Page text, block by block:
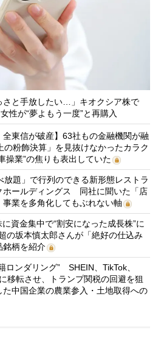
さと手放したい…」キオクシア株で
性が“夢よもう一度”と再購入
全東信が破産】63社もの金融機関が融
の粉飾決算」を見抜けなかったカラク
業”の焦りも表出していた
放題」で行列のできる新形態レストラ
ホールディングス 同社に聞いた「店
業を多角化してもぶれない軸
資金集中で“割安になった成長株”に
坂本慎太郎さんが「絶好の仕込み
銘柄を紹介
ロンダリング” SHEIN、TikTok、
移転させ、トランプ関税の回避を狙
中国企業の農業参入・土地取得への